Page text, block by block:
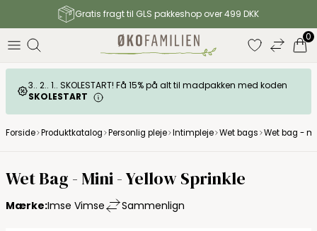
Gratis fragt til GLS pakkeshop over 499 DKK
0
3.. 2.. 1.. SKOLESTART! Få 15% på alt til madpakken med koden
SKOLESTART
Forside Produktkatalog Personlig pleje Intimpleje Wet bags Wet bag -
Imse Vimse
Wet Bag - Mini - Yellow Sprinkle
Mærke:Imse Vimse Sammenlign